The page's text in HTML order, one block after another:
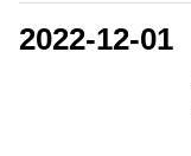
2022-12-01